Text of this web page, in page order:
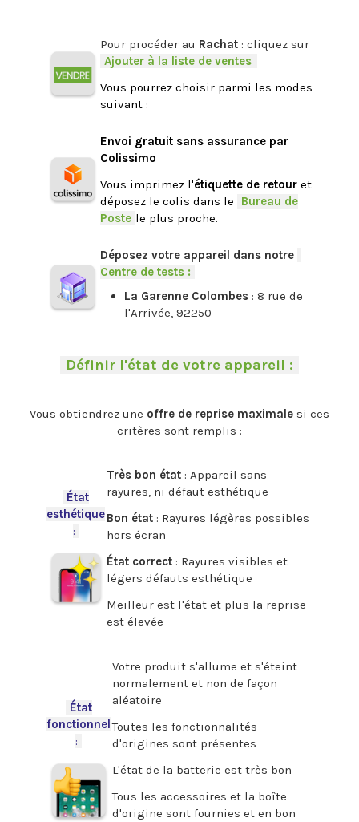
Pour procéder au Rachat : cliquez sur
Ajouter à la liste de ventes
Vous pourrez choisir parmi les modes
suivant :
Envoi gratuit sans assurance par
Colissimo
Vous imprimez l'étiquette de retour et
déposez le colis dans le
Bureau de
Poste le plus proche.
Déposez votre appareil dans notre
Centre de tests :
La Garenne Colombes : 8 rue de
l'Arrivée, 92250
Définir l'état de votre appareil :
Vous obtiendrez une offre de reprise maximale si ces
critères sont remplis :
État
esthétique
:
Très bon état : Appareil sans
rayures, ni défaut esthétique
Bon état : Rayures légères possibles
hors écran
État correct : Rayures visibles et
légers défauts esthétique
Meilleur est l'état et plus la reprise
est élevée
État
fonctionnel
:
Votre produit s'allume et s'éteint
normalement et non de façon
aléatoire
Toutes les fonctionnalités
d'origines sont présentes
L'état de la batterie est très bon
Tous les accessoires et la boîte
d'origine sont fournies et en bon